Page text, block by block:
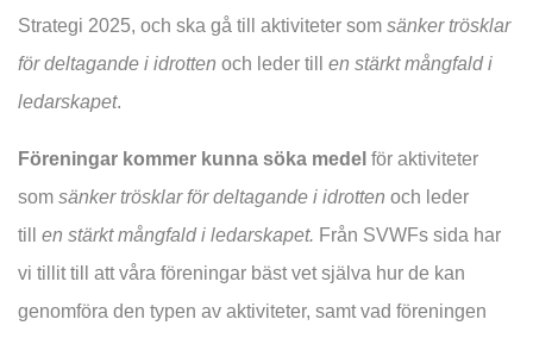
Strategi 2025, och ska gå till aktiviteter som sänker trösklar
för deltagande i idrotten och leder till en stärkt mångfald i
ledarskapet.
Föreningar kommer kunna söka medel för aktiviteter
som sänker trösklar för deltagande i idrotten och leder
till en stärkt mångfald i ledarskapet. Från SVWFs sida har
vi tillit till att våra föreningar bäst vet själva hur de kan
genomföra den typen av aktiviteter, samt vad föreningen